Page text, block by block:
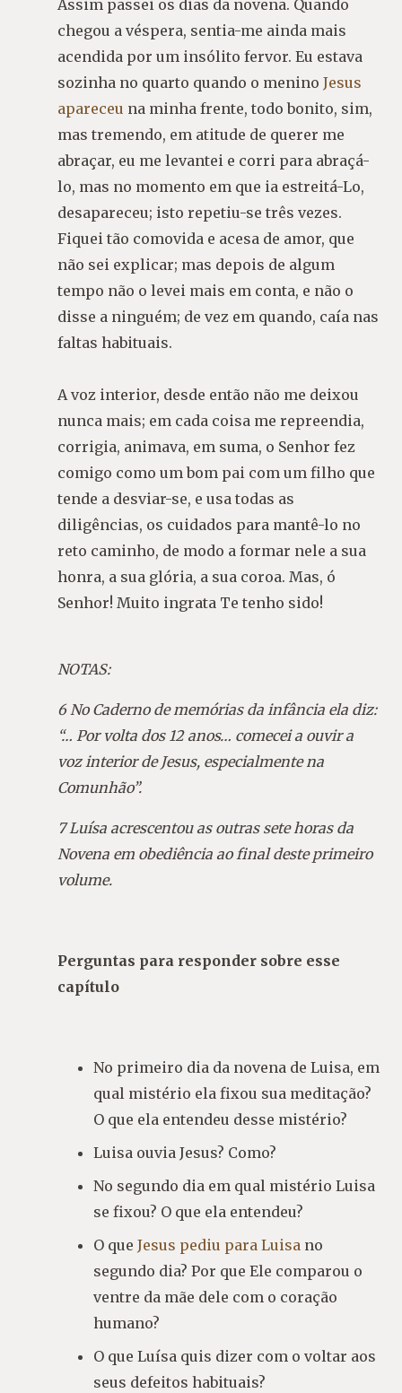
Assim passei os dias da novena. Quando
chegou a véspera, sentia-me ainda mais
acendida por um insólito fervor. Eu estava
sozinha no quarto quando o menino Jesus
apareceu na minha frente, todo bonito, sim,
mas tremendo, em atitude de querer me
abraçar, eu me levantei e corri para abraçá-
lo, mas no momento em que ia estreitá-Lo,
desapareceu; isto repetiu-se três vezes.
Fiquei tão comovida e acesa de amor, que
não sei explicar; mas depois de algum
tempo não o levei mais em conta, e não o
disse a ninguém; de vez em quando, caía nas
faltas habituais.
A voz interior, desde então não me deixou
nunca mais; em cada coisa me repreendia,
corrigia, animava, em suma, o Senhor fez
comigo como um bom pai com um filho que
tende a desviar-se, e usa todas as
diligências, os cuidados para mantê-lo no
reto caminho, de modo a formar nele a sua
honra, a sua glória, a sua coroa. Mas, ó
Senhor! Muito ingrata Te tenho sido!
NOTAS:
6 No Caderno de memórias da infância ela diz:
“… Por volta dos 12 anos… comecei a ouvir a
voz interior de Jesus, especialmente na
Comunhão”.
7 Luísa acrescentou as outras sete horas da
Novena em obediência ao final deste primeiro
volume.
Perguntas para responder sobre esse
capítulo
No primeiro dia da novena de Luisa, em
qual mistério ela fixou sua meditação?
O que ela entendeu desse mistério?
Luisa ouvia Jesus? Como?
No segundo dia em qual mistério Luisa
se fixou? O que ela entendeu?
O que Jesus pediu para Luisa no
segundo dia? Por que Ele comparou o
ventre da mãe dele com o coração
humano?
O que Luísa quis dizer com o voltar aos
seus defeitos habituais?